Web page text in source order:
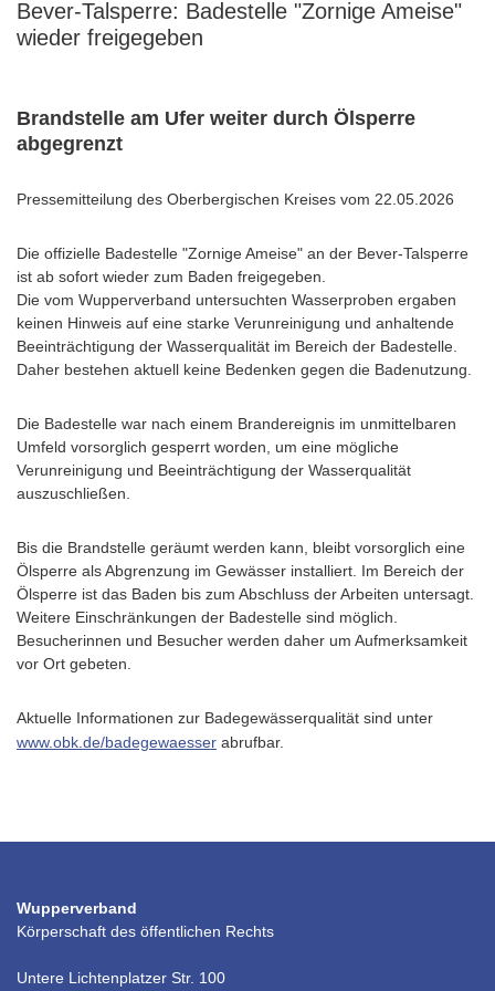
Bever-Talsperre: Badestelle "Zornige Ameise"
wieder freigegeben
Brandstelle am Ufer weiter durch Ölsperre
abgegrenzt
Pressemitteilung des Oberbergischen Kreises vom 22.05.2026
Die offizielle Badestelle "Zornige Ameise" an der Bever-Talsperre
ist ab sofort wieder zum Baden freigegeben.
Die vom Wupperverband untersuchten Wasserproben ergaben
keinen Hinweis auf eine starke Verunreinigung und anhaltende
Beeinträchtigung der Wasserqualität im Bereich der Badestelle.
Daher bestehen aktuell keine Bedenken gegen die Badenutzung.
Die Badestelle war nach einem Brandereignis im unmittelbaren
Umfeld vorsorglich gesperrt worden, um eine mögliche
Verunreinigung und Beeinträchtigung der Wasserqualität
auszuschließen.
Bis die Brandstelle geräumt werden kann, bleibt vorsorglich eine
Ölsperre als Abgrenzung im Gewässer installiert. Im Bereich der
Ölsperre ist das Baden bis zum Abschluss der Arbeiten untersagt.
Weitere Einschränkungen der Badestelle sind möglich.
Besucherinnen und Besucher werden daher um Aufmerksamkeit
vor Ort gebeten.
Aktuelle Informationen zur Badegewässerqualität sind unter
www.obk.de/badegewaesser abrufbar.
Wupperverband
Körperschaft des öffentlichen Rechts
Untere Lichtenplatzer Str. 100